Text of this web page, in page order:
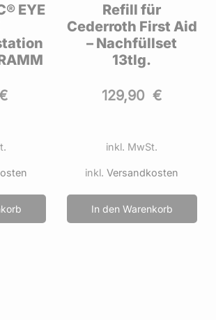
EYE
Refill für
Cederroth First Aid
– Nachfüllset
13tlg.
129,90 €
inkl. MwSt.
inkl.Versandkosten
In den Warenkorb